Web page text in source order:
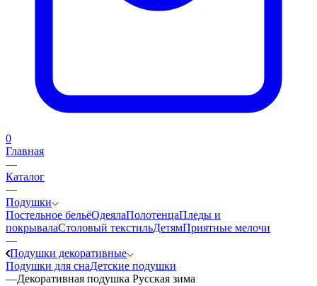
0
Главная
—
Каталог
—
Подушки
Постельное бельёОдеялаПолотенцаПледы и
покрывалаСтоловый текстильДетямПриятные мелочи
—
Подушки декоративные
Подушки для снаДетские подушки
—Декоративная подушка Русская зима